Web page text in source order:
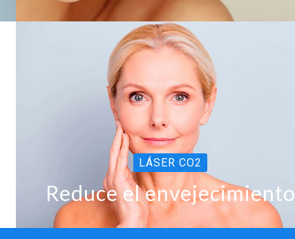
LÁSER CO2
Reduce el envejecimiento